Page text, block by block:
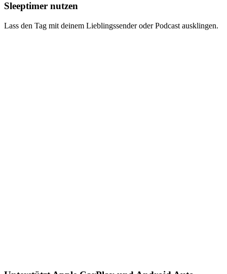
Sleeptimer nutzen
Lass den Tag mit deinem Lieblingssender oder Podcast ausklingen.